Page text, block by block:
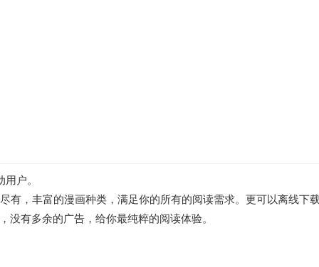
户。
有，丰富的漫画种类，满足你的所有的阅读需求。更可以离线下
没有多余的广告，给你最纯粹的阅读体验。